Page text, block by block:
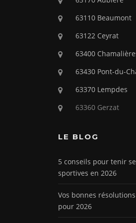
63110 Beaumont
63122 Ceyrat
63400
63430 Pont-du-
63370 Lempdes
63360 Gerzat
LE BLOG
5 conseils pour tenir
sportives en 2026
Vos bonnes
pour 2026